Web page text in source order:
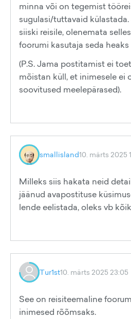
minna või on tegemist
sugulasi/tuttavaid
siiski reisile, olenemata
foorumi kasutaja seda
(P.S. Jama postitamist ei
mõistan küll, et inimesele ei
soovitused meelepärased).
smallisland10. märts 2025
Milleks siis hakata neid
jäänud avapostituse
lende eelistada, oleks vb
Tur1st10. märts 2025 23:05
See on reisiteemaline
inimesed rõõmsaks.